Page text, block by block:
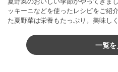
ッキーニなどを使ったレシピをご紹
た夏野菜は栄養もたっぷり。美味し
一覧